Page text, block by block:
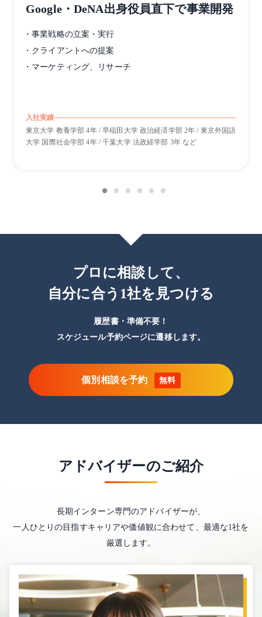
Google・DeNA出身役員直下で事業開発
・事業戦略の立案・実行
・クライアントへの提案
・マーケティング、リサーチ
入社実績
東京大学 教養学部 4年 / 早稲田大学 政治経済学部 2年 / 東京外国語
大学 国際社会学部 4年 / 千葉大学 法政経学部 3年 など
プロに相談して、
自分に合う1社を見つける
履歴書・準備不要！
スケジュール予約ページに遷移します。
個別相談を予約 無料
アドバイザーのご紹介
長期インターン専門のアドバイザーが、
一人ひとりの目指すキャリアや価値観に合わせて、最適な1社を
厳選します。